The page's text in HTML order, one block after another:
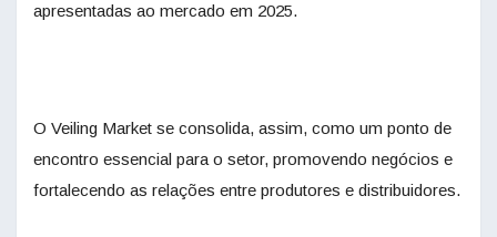
apresentadas ao mercado em 2025.
O Veiling Market se consolida, assim, como um ponto de
encontro essencial para o setor, promovendo negócios e
fortalecendo as relações entre produtores e distribuidores.